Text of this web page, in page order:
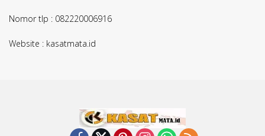
Nomor tlp : 082220006916
Website : kasatmata.id